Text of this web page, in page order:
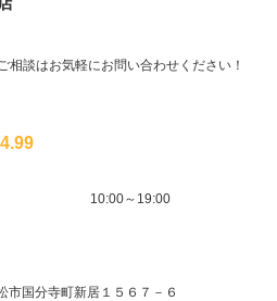
相談はお気軽にお問い合わせください！
4.99
10:00～19:00
市国分寺町新居１５６７－６